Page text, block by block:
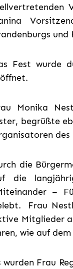
und
Fest wurde
Monika
begrüßte
die
die
–
Frau
Mitglieder
wie auf
wurden Frau